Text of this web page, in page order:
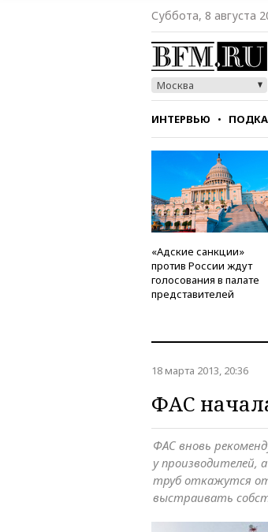
Суббота, 8 августа
Москва
ИНТЕРВЬЮ
СТИЛЬ ТЕСТЫ
«Адские санкции»
против России ждут
голосования в палате
представителей
18 марта 2013, 20:36
ФАС
ФАС вновь
у производителей,
труб откажутся от
выстраивать